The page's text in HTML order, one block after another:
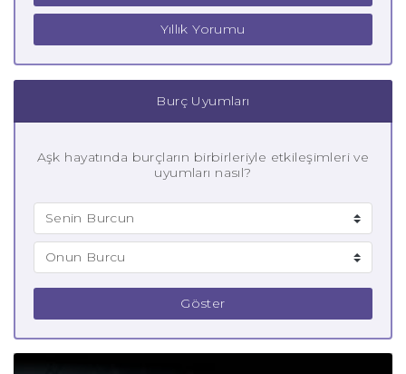
Yıllık Yorumu
Burç Uyumları
Aşk hayatında burçların birbirleriyle etkileşimleri ve
uyumları nasıl?
Göster